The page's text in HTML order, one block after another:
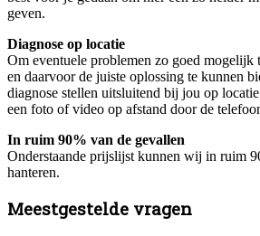
geven.
Diagnose op locatie
Om eventuele problemen zo goed mogelijk
en daarvoor de juiste oplossing te kunnen
diagnose stellen uitsluitend bij jou op
een foto of video op afstand door de
In ruim 90% van de gevallen
Onderstaande prijslijst kunnen wij in ruim
hanteren.
Meestgestelde vragen